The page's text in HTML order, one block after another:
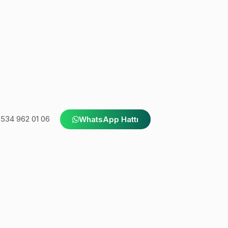
962 01 06 WhatsApp Hattı